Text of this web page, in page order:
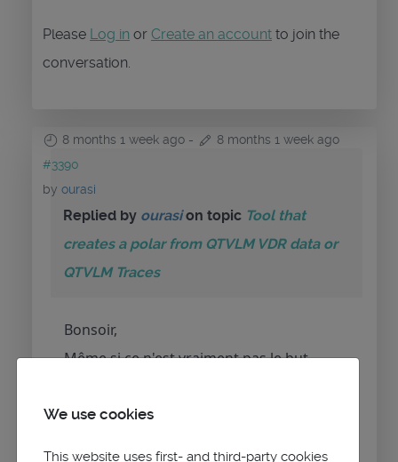
Please Log in or Create an account to join the
conversation.
8 months 1 week ago -
8 months 1 week ago
#3390
by ourasi
Replied by ourasion topic Tool that
creates a polar from QTVLM VDR data or
QTVLM Traces
Bonsoir,
Même si ce n'est vraiment pas le but
question à ce sujet qui avait l'air d'être à
We use cookies
This website uses first- and third-party cookies